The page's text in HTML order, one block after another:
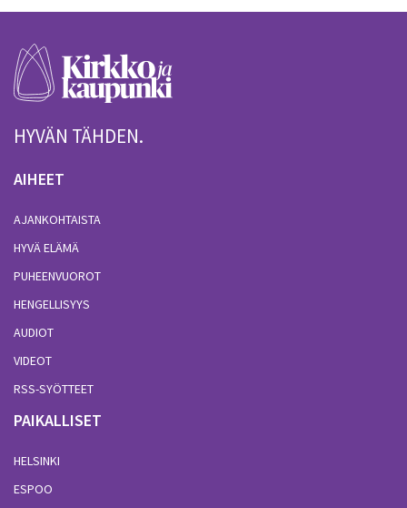
HYVÄN TÄHDEN.
AIHEET
AJANKOHTAISTA
HYVÄ ELÄMÄ
PUHEENVUOROT
HENGELLISYYS
AUDIOT
VIDEOT
RSS-SYÖTTEET
PAIKALLISET
HELSINKI
ESPOO